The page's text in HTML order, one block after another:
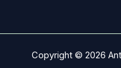
Copyright © 2026